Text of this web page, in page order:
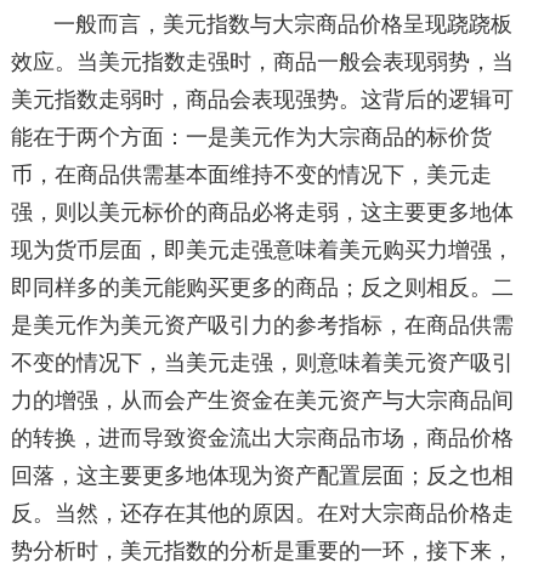
一般而言，美元指数与大宗商品价格呈现跷跷板
效应。当美元指数走强时，商品一般会表现弱势，当
美元指数走弱时，商品会表现强势。这背后的逻辑可
能在于两个方面：一是美元作为大宗商品的标价货
币，在商品供需基本面维持不变的情况下，美元走
强，则以美元标价的商品必将走弱，这主要更多地体
现为货币层面，即美元走强意味着美元购买力增强，
即同样多的美元能购买更多的商品；反之则相反。二
是美元作为美元资产吸引力的参考指标，在商品供需
不变的情况下，当美元走强，则意味着美元资产吸引
力的增强，从而会产生资金在美元资产与大宗商品间
的转换，进而导致资金流出大宗商品市场，商品价格
回落，这主要更多地体现为资产配置层面；反之也相
反。当然，还存在其他的原因。在对大宗商品价格走
势分析时，美元指数的分析是重要的一环，接下来，